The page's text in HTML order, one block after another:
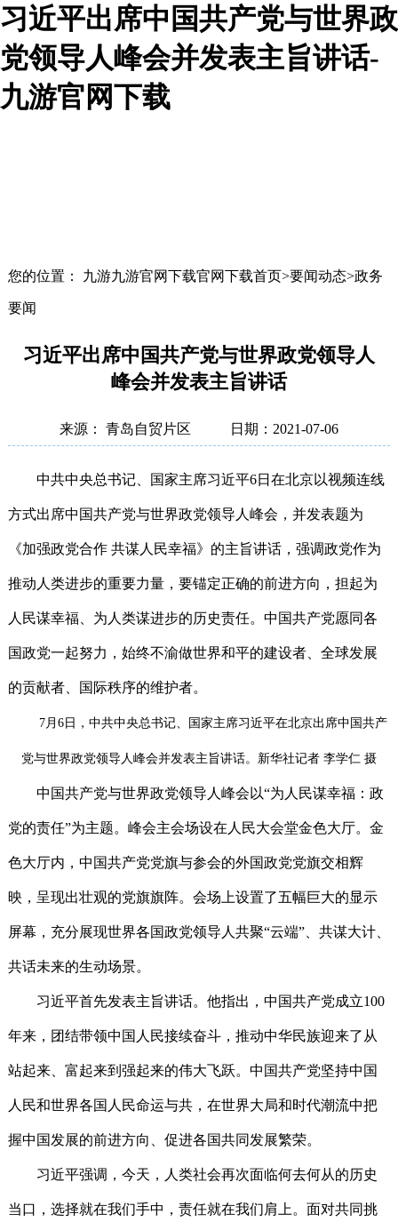
习近平出席中国共产党与世界政
党领导人峰会并发表主旨讲话-
九游官网下载
您的位置： 九游九游官网下载官网下载首页>要闻动态>政务
要闻
习近平出席中国共产党与世界政党领导人
峰会并发表主旨讲话
来源： 青岛自贸片区 日期：2021-07-06
中共中央总书记、国家主席习近平6日在北京以视频连线
方式出席中国共产党与世界政党领导人峰会，并发表题为
《加强政党合作 共谋人民幸福》的主旨讲话，强调政党作为
推动人类进步的重要力量，要锚定正确的前进方向，担起为
人民谋幸福、为人类谋进步的历史责任。中国共产党愿同各
国政党一起努力，始终不渝做世界和平的建设者、全球发展
的贡献者、国际秩序的维护者。
7月6日，中共中央总书记、国家主席习近平在北京出席中国共产
党与世界政党领导人峰会并发表主旨讲话。新华社记者 李学仁 摄
中国共产党与世界政党领导人峰会以“为人民谋幸福：政
党的责任”为主题。峰会主会场设在人民大会堂金色大厅。金
色大厅内，中国共产党党旗与参会的外国政党党旗交相辉
映，呈现出壮观的党旗旗阵。会场上设置了五幅巨大的显示
屏幕，充分展现世界各国政党领导人共聚“云端”、共谋大计、
共话未来的生动场景。
习近平首先发表主旨讲话。他指出，中国共产党成立100
年来，团结带领中国人民接续奋斗，推动中华民族迎来了从
站起来、富起来到强起来的伟大飞跃。中国共产党坚持中国
人民和世界各国人民命运与共，在世界大局和时代潮流中把
握中国发展的前进方向、促进各国共同发展繁荣。
习近平强调，今天，人类社会再次面临何去何从的历史
当口，选择就在我们手中，责任就在我们肩上。面对共同挑